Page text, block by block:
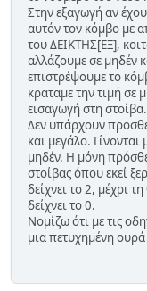
Στην εξαγωγή αν
αυτόν τον κόμβο με
του ΔΕΙΚΤΗΣ[ΕΞ],
αλλάζουμε σε μηδέν
επιστρέψουμε το
κραταμε την τιμή σε
εισαγωγή στη στοίβα.
Δεν υπάρχουν
και μεγάλο. Γίνονται
μηδέν. Η μόνη
στοίβας όπου εκεί
δείχνει το 2, μέχρι
δείχνει το 0.
Νομίζω ότι με τις
μια πετυχημένη